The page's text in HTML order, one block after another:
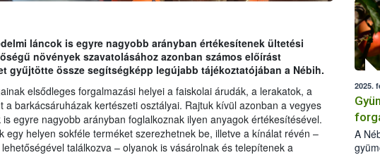
láncok is egyre nagyobb arányban értékesítenek ültetési
növények szavatolásához azonban számos előírást
gyűjtötte össze segítségképp legújabb tájékoztatójában a Nébih.
elsődleges forgalmazási helyei a faiskolai árudák, a lerakatok, a
a barkácsáruházak kertészeti osztályai. Rajtuk kívül azonban a vegyes
egyre nagyobb arányban foglalkoznak ilyen anyagok értékesítésével.
egy helyen sokféle terméket szerezhetnek be, illetve a kínálat révén –
találkozva – olyanok is vásárolnak és telepítenek a
való
2025.
A